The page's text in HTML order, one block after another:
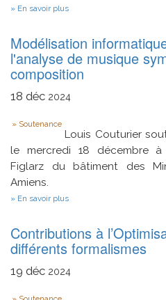
En savoir plus
et
intelligente
de
la
longitudinale
application
à
l'éco-
Modélisation
l'analyse de musique
composition
18 déc 2024
Type
Soutenance
Louis Couturier
le mercredi 18 décembre à
Figlarz du bâtiment des
Amiens.
En savoir plus
de
la
texture
l'analyse
Contributions à
différents formalismes
19 déc 2024